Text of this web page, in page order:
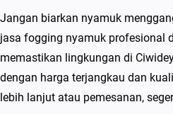
u
B
k
Jangan biarkan nyamuk
jasa fogging nyamuk profesional
memastikan lingkungan di
dengan harga terjangkau dan
lebih lanjut atau pemesanan,